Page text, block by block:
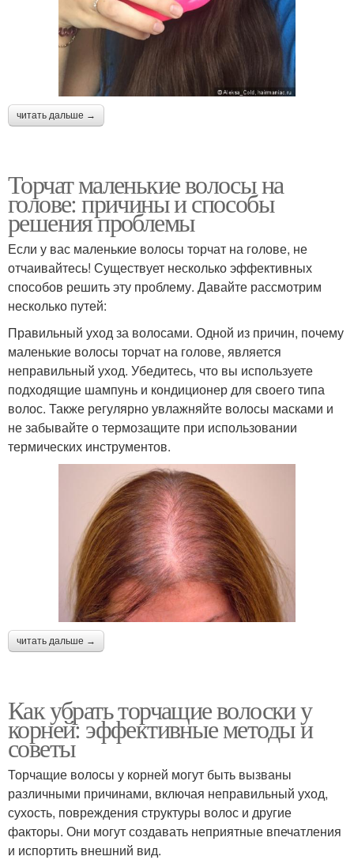
читать дальше →
Торчат маленькие волосы на
голове: причины и способы
решения проблемы
Если у вас маленькие волосы торчат на голове, не
отчаивайтесь! Существует несколько эффективных
способов решить эту проблему. Давайте рассмотрим
несколько путей:
Правильный уход за волосами. Одной из причин, почему
маленькие волосы торчат на голове, является
неправильный уход. Убедитесь, что вы используете
подходящие шампунь и кондиционер для своего типа
волос. Также регулярно увлажняйте волосы масками и
не забывайте о термозащите при использовании
термических инструментов.
читать дальше →
Как убрать торчащие волоски у
корней: эффективные методы и
советы
Торчащие волосы у корней могут быть вызваны
различными причинами, включая неправильный уход,
сухость, повреждения структуры волос и другие
факторы. Они могут создавать неприятные впечатления
и испортить внешний вид.